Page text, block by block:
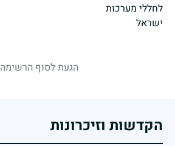
הגעת לסוף הרשימה
הקדשות וזיכרונות